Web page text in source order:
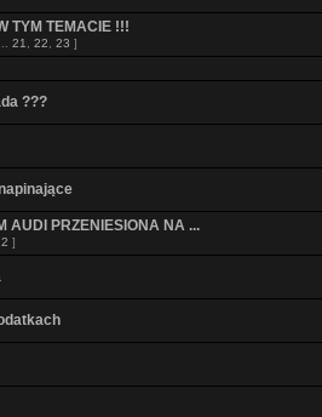
TYM TEMACIE !!!
21 22 23 ]
???
AUDI PRZENIESIONA NA ...
2 ]